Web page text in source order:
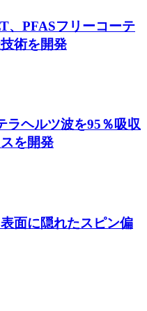
、PFASフリーコーテ
術を開発
ラヘルツ波を95％吸収
を開発
面に隠れたスピン偏